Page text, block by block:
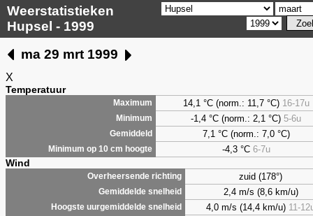
Weerstatistieken
Hupsel - 1999
ma 29 mrt 1999
X
Temperatuur
Maximum 14,1 °C (norm.: 11,7 °C) 16-17u
Minimum -1,4 °C (norm.: 2,1 °C) 5-6u
Gemiddeld 7,1 °C (norm.: 7,0 °C)
Minimum op 10 cm hoogte -4,3 °C 6-7u
Wind
Overheersende richting zuid (178°)
Gemiddelde snelheid 2,4 m/s (8,6 km/u)
Hoogste uurgemiddelde snelheid 4,0 m/s (14,4 km/u) 11-